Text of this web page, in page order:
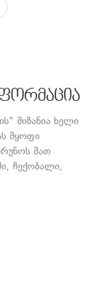
მიზანია ხელი
მყოფი
მათ
ჩექობალი,